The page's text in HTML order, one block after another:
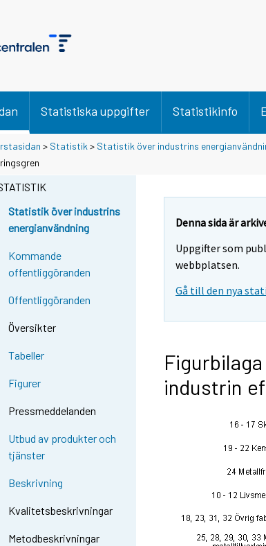
Statistiska uppgifter Statistikinfo
> Statistik > Statistik över industrins
Statistik över industrins
energianvändning
Kommande
offentliggöranden
Offentliggöranden
Översikter
Tabeller
Figurer
Pressmeddelanden
Utbud av produkter och
tjänster
Beskrivning
Kvalitetsbeskrivningar
Metodbeskrivningar
Denna sida är
Uppgifter som
webbplatsen.
Gå till den nya
industrin